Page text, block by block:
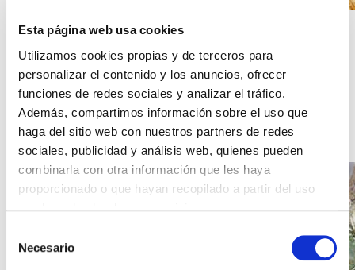
Esta página web usa cookies
Utilizamos cookies propias y de terceros para
personalizar el contenido y los anuncios, ofrecer
funciones de redes sociales y analizar el tráfico.
Además, compartimos información sobre el uso que
haga del sitio web con nuestros partners de redes
sociales, publicidad y análisis web, quienes pueden
combinarla con otra información que les haya
proporcionado o que hayan recopilado a partir del uso
Necesario
01/04/2020 13:20
La Catedral de San Vito en
Praga
LEER NOTICIA